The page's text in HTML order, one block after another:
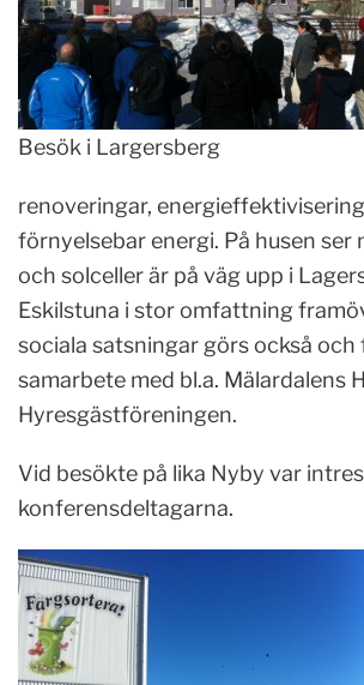
Besök i Largersberg
renoveringar,
förnyelsebar energi. På husen ser
och solceller är på väg upp i
Eskilstuna i stor omfattning
sociala satsningar görs också och
samarbete med bl.a. Mälardalens
Hyresgästföreningen.
Vid besökte på lika Nyby var
konferensdeltagarna.